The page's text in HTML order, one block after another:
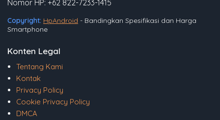
Nomor HP: +62 822-7233-1415
Copyright: HpAndroid - Bandingkan Spesifikasi dan Harga
Smartphone
Konten Legal
Tentang Kami
Kontak
Privacy Policy
Cookie Privacy Policy
DMCA